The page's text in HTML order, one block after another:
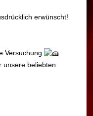
erwünscht!
Versuchung
unsere beliebten